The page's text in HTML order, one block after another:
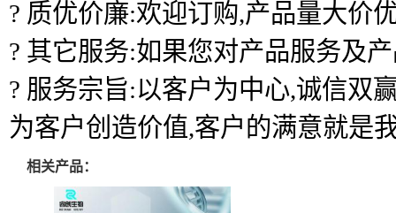
? 质优价廉:欢迎订购,产品量大价
? 其它服务:如果您对产品服务及
? 服务宗旨:以客户为中心,诚信双
为客户创造价值,客户的满意就是
相关产品：